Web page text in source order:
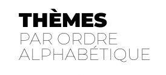
THÈMES
PAR ORDRE
ALPHABÉTIQUE